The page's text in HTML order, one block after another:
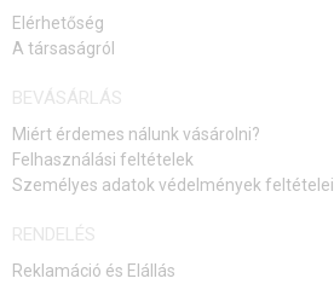
Elérhetőség
A társaságról
BEVÁSÁRLÁS
Miért érdemes nálunk vásárolni?
Felhasználási feltételek
Személyes adatok védelmények feltételei
RENDELÉS
Reklamáció és Elállás